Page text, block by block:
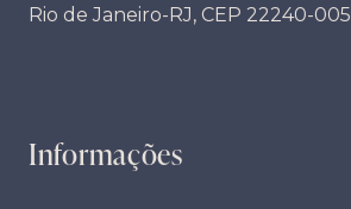
Rio de Janeiro-RJ, CEP 22240-005
Informações